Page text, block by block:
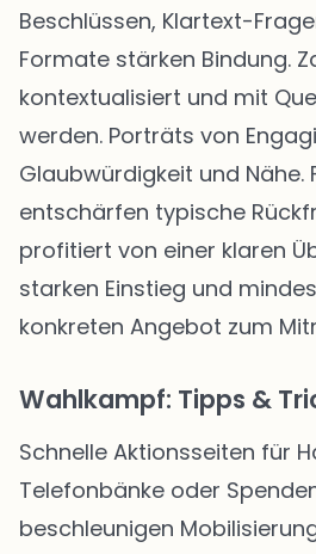
Beschlüssen, Klartext-
Formate stärken Bindung.
kontextualisiert und mit
werden. Porträts von
Glaubwürdigkeit und Nähe.
entschärfen typische
profitiert von einer klaren
starken Einstieg und
konkreten Angebot zum
Wahlkampf: Tipps &
Schnelle Aktionsseiten für
Telefonbänke oder
beschleunigen